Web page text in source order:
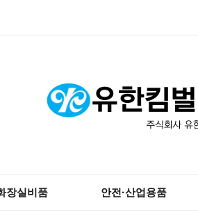
장실비품 안전·산업용품